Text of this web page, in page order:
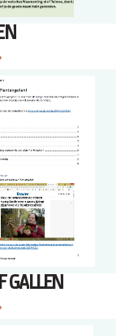
GALLEN